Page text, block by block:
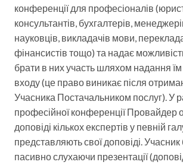
конференції для професіоналів
консультантів, бухгалтерів,
науковців, викладачів мови,
фінансистів тощо) та надає
брати в них участь шляхом надання
входу (це право виникає після
Учасника Постачальником послуг). У
професійної конференції Провайдер
доповіді кількох експертів у певній
представляють свої доповіді. Учасник
пасивно слухаючи презентації